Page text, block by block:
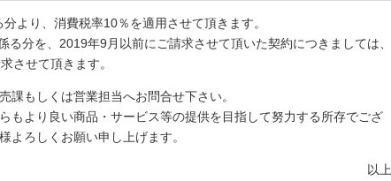
より、消費税率10％を適用させて頂きます。
分を、2019年9月以前にご請求させて頂いた契約につきましては、
させて頂きます。
課もしくは営業担当へお問合せ下さい。
もより良い商品・サービス等の提供を目指して努力する所存でござ
よろしくお願い申し上げます。
以上